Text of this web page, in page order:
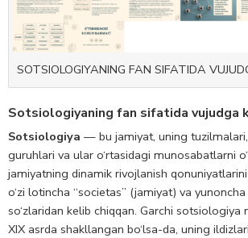
SOTSIOLOGIYANING FAN SIFATIDA
Sotsiologiyaning fan sifatida vujudga
Sotsiologiya — bu jamiyat, uning
guruhlari va ular o‘rtasidagi munosabatlarni
jamiyatning dinamik rivojlanish qonuniyatlarini
o‘zi lotincha “societas” (jamiyat) va
so‘zlaridan kelib chiqqan. Garchi
XIX asrda shakllangan bo‘lsa-da, uning